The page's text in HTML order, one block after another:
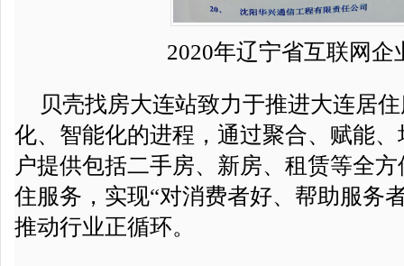
2020年辽宁省互联网企
贝壳找房大连站致力于推进大连居
化、智能化的进程，通过聚合、赋能
户提供包括二手房、新房、租赁等全
住服务，实现“对消费者好、帮助服务
推动行业正循环。